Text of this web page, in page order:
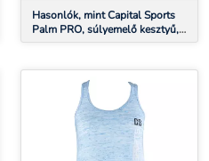
Hasonlók, mint Capital Sports
Palm PRO, súlyemelő kesztyű,
XL méret, kék-fekete